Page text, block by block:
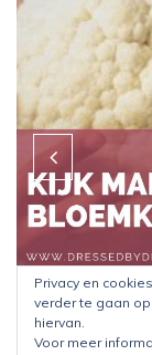
Privacy en
verder te gaan
hiervan.
Voor meer